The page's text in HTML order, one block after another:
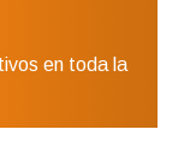
en toda la